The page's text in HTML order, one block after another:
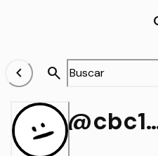
chevron_left search